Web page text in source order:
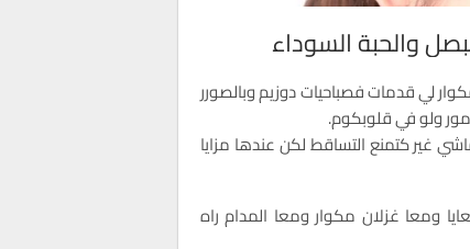
والحبة السوداء
لي قدمات فصباحيات دوزيم وبالصورر
ولو في قلوبكوم.
ماشي غير كتمنع التساقط لكن عندها مزايا
ومعا غزلان مكوار ومعا المدام راه